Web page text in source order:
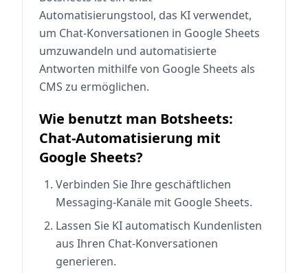
Automatisierungstool, das KI verwendet,
um Chat-Konversationen in Google Sheets
umzuwandeln und automatisierte
Antworten mithilfe von Google Sheets als
CMS zu ermöglichen.
Wie benutzt man Botsheets:
Chat-Automatisierung mit
Google Sheets?
Verbinden Sie Ihre geschäftlichen
Messaging-Kanäle mit Google Sheets.
Lassen Sie KI automatisch Kundenlisten
aus Ihren Chat-Konversationen
generieren.